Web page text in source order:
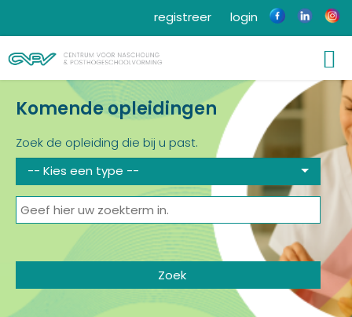
login
registreer
Komende opleidingen
Zoek de opleiding die bij u past.
-- Kies een type --